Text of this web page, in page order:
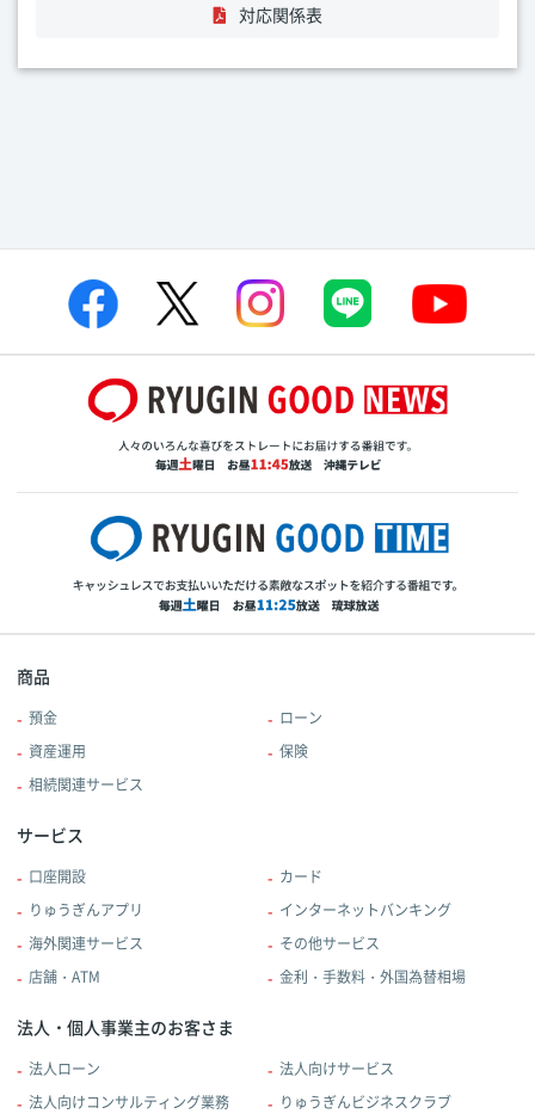
対応関係表
商品
預金
ローン
資産運用
保険
相続関連サービス
サービス
口座開設
カード
りゅうぎんアプリ
インターネットバンキング
海外関連サービス
その他サービス
店舗・ATM
金利・手数料・外国為替相場
法人・個人事業主のお客さま
法人ローン
法人向けサービス
法人向けコンサルティング業務
りゅうぎんビジネスクラブ